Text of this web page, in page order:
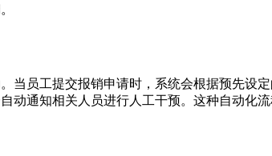
当员工提交报销申请时，系统会根据预先设
通知相关人员进行人工干预。这种自动化